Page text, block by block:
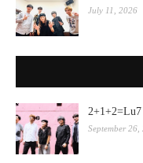
July 11, 2026
2+1+2=Lu7
September 26,